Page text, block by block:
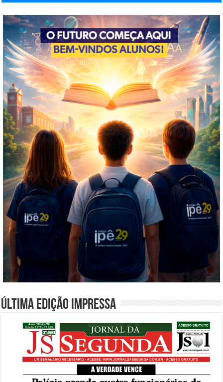
Última edição impressa